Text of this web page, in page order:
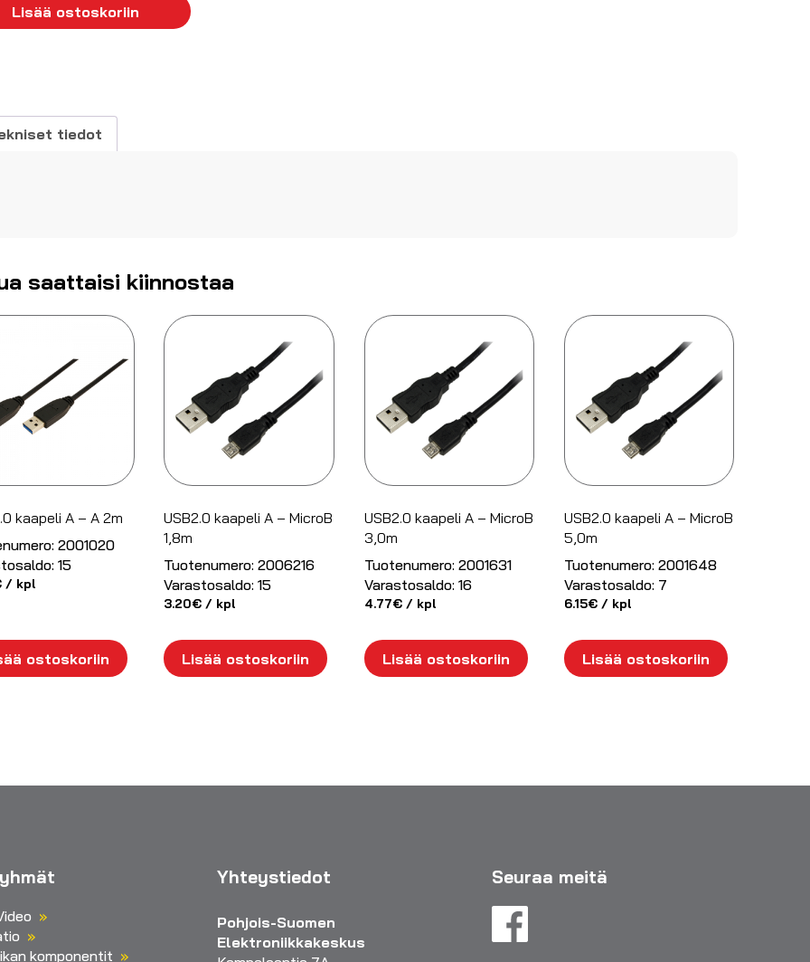
Lisää ostoskoriin
tiedot
saattaisi kiinnostaa
kaapeli A – A 2m
2001020
15
/ kpl
ostoskoriin
USB2.0 kaapeli A – MicroB
1,8m
Tuotenumero: 2006216
Varastosaldo: 15
3.20€ / kpl
Lisää ostoskoriin
USB2.0 kaapeli A – MicroB
3,0m
Tuotenumero: 2001631
Varastosaldo: 16
4.77€/ kpl
Lisää ostoskoriin
USB2.0 kaapeli A – MicroB
5,0m
Tuotenumero: 2001648
Varastosaldo: 7
6.15€/ kpl
Lisää ostoskoriin
komponentit
Yhteystiedot
Pohjois-Suomen
Elektroniikkakeskus
Seuraa meitä